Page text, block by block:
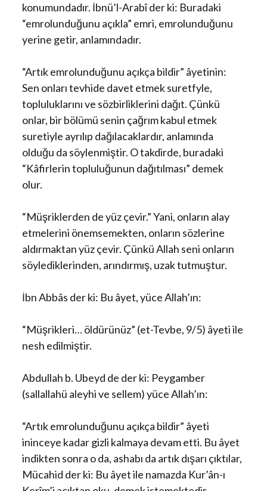
konumundadır. İbnü’l-Arabî der ki: Buradaki
“emrolunduğunu açıkla” emri, emrolunduğunu
yerine getir, anlamındadır.
“Artık emrolunduğunu açıkça bildir” âyetinin:
Sen onları tevhide davet etmek suretfyle,
topluluklarını ve sözbirliklerini dağıt. Çünkü
onlar, bir bölümü senin çağrım kabul etmek
suretiyle ayrılıp dağılacaklardır, anlamında
olduğu da söylenmiştir. O takdirde, buradaki
“Kâfirlerin topluluğunun dağıtılması” demek
olur.
“Müşriklerden de yüz çevir.” Yani, onların alay
etmelerini önemsemekten, onların sözlerine
aldırmaktan yüz çevir. Çünkü Allah seni onların
söylediklerinden, arındırmış, uzak tutmuştur.
İbn Abbâs der ki: Bu âyet, yüce Allah’ın:
“Müşrikleri… öldürünüz” (et-Tevbe, 9/5) âyeti ile
nesh edilmiştir.
Abdullah b. Ubeyd de der ki: Peygamber
(sallallahü aleyhi ve sellem) yüce Allah’ın:
“Artık emrolunduğunu açıkça bildir” âyeti
ininceye kadar gizli kalmaya devam etti. Bu âyet
indikten sonra o da, ashabı da artık dışarı çıktılar,
Mücahid der ki: Bu âyet ile namazda Kur’ân-ı